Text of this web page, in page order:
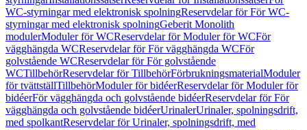
WC-styrningar med elektronisk spolningReservdelar för För WC-
styrningar med elektronisk spolningGeberit Monolith
modulerModuler för WCReservdelar för Moduler för WCFör
vägghängda WCReservdelar för För vägghängda WCFör
golvstående WCReservdelar för För golvstående
WCTillbehörReservdelar för TillbehörFörbrukningsmaterialModuler
för tvättställTillbehörModuler för bidéerReservdelar för Moduler för
bidéerFör vägghängda och golvstående bidéerReservdelar för För
vägghängda och golvstående bidéerUrinalerUrinaler, spolningsdrift,
med spolkantReservdelar för Urinaler, spolningsdrift, med